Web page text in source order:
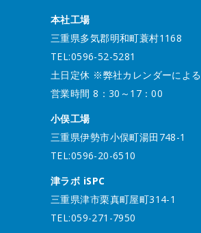
本社工場
三重県多気郡明和町蓑村1168
TEL:0596-52-5281
土日定休 ※弊社カレンダーによる
営業時間 8：30～17：00
小俣工場
三重県伊勢市小俣町湯田748-1
TEL:0596-20-6510
津ラボ iSPC
三重県津市栗真町屋町314-1
TEL:059-271-7950